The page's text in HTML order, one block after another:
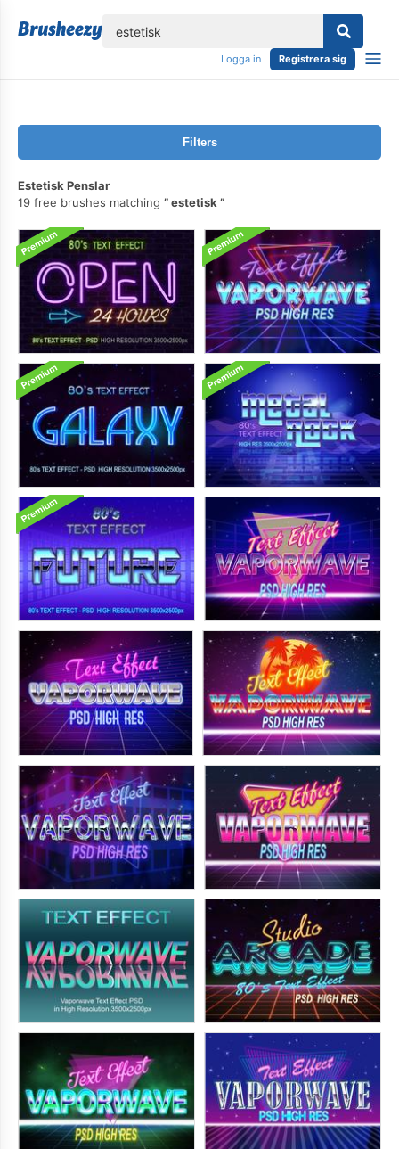
Logga in Registrera sig
Filters
Estetisk Penslar
19 free brushes matching
estetisk